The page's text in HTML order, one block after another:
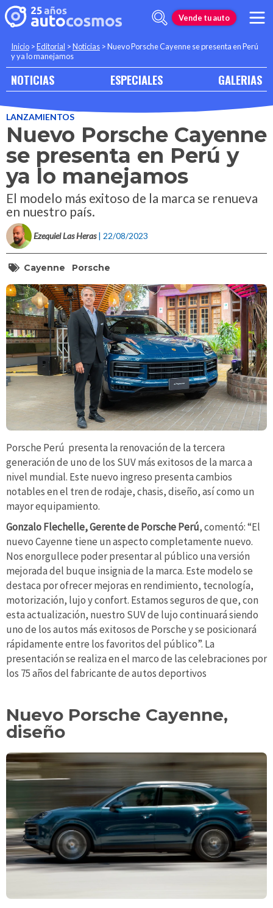
Vende tu auto
Inicio >Editorial >Noticias >Nuevo Porsche Cayenne se presenta en Perú
y ya lo manejamos
NOTICIAS ESPECIALES GALERIAS
LANZAMIENTOS
Nuevo Porsche Cayenne
se presenta en Perú y
ya lo manejamos
El modelo más exitoso de la marca se renueva
en nuestro país.
Ezequiel Las Heras | 22/08/2023
Cayenne Porsche
Porsche Perú presenta la renovación de la tercera
generación de uno de los SUV más exitosos de la marca a
nivel mundial. Este nuevo ingreso presenta cambios
notables en el tren de rodaje, chasis, diseño, así como un
mayor equipamiento.
Gonzalo Flechelle, Gerente de Porsche Perú, comentó: “El
nuevo Cayenne tiene un aspecto completamente nuevo.
Nos enorgullece poder presentar al público una versión
mejorada del buque insignia de la marca. Este modelo se
destaca por ofrecer mejoras en rendimiento, tecnología,
motorización, lujo y confort. Estamos seguros de que, con
esta actualización, nuestro SUV de lujo continuará siendo
uno de los autos más exitosos de Porsche y se posicionará
rápidamente entre los favoritos del público”. La
presentación se realiza en el marco de las celebraciones por
los 75 años del fabricante de autos deportivos
Nuevo Porsche Cayenne,
diseño